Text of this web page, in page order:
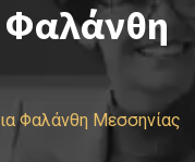
Φαλάνθη
Φαλάνθη Μεσσηνίας